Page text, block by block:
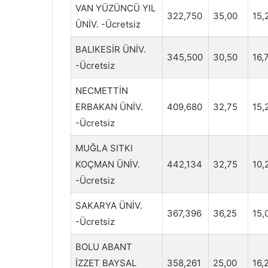
VAN YÜZÜNCÜ YIL
ÜNİV. -Ücretsiz
322,750 35,00
BALIKESİR ÜNİV.
-Ücretsiz
345,500 30,50
NECMETTİN
ERBAKAN ÜNİV.
-Ücretsiz
409,680 32,75
MUĞLA SITKI
KOÇMAN ÜNİV.
-Ücretsiz
442,134 32,75
SAKARYA ÜNİV.
-Ücretsiz
367,396 36,25
BOLU ABANT
İZZET BAYSAL
358,261 25,00